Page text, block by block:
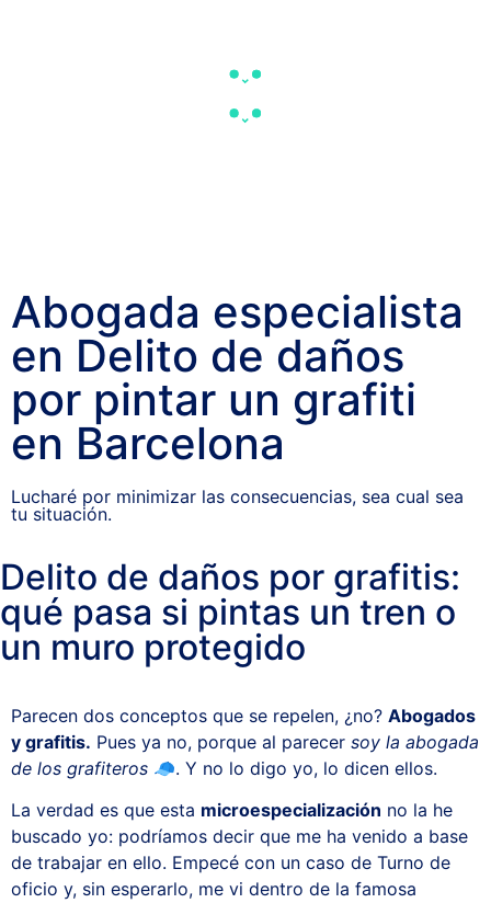
Abogada especialista
en Delito de daños
por pintar un grafiti
en Barcelona
Lucharé por minimizar las consecuencias, sea cual sea
tu situación.
Delito de daños por grafitis:
qué pasa si pintas un tren o
un muro protegido
Parecen dos conceptos que se repelen, ¿no? Abogados
y grafitis. Pues ya no, porque al parecer soy la abogada
de los grafiteros 🧢. Y no lo digo yo, lo dicen ellos.
La verdad es que esta microespecialización no la he
buscado yo: podríamos decir que me ha venido a base
de trabajar en ello. Empecé con un caso de Turno de
oficio y, sin esperarlo, me vi dentro de la famosa